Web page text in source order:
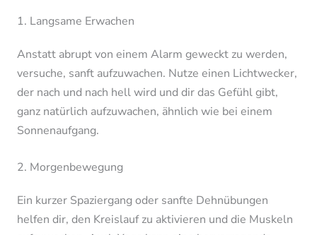
1. Langsame Erwachen
Anstatt abrupt von einem Alarm geweckt zu werden,
versuche, sanft aufzuwachen. Nutze einen Lichtwecker,
der nach und nach hell wird und dir das Gefühl gibt,
ganz natürlich aufzuwachen, ähnlich wie bei einem
Sonnenaufgang.
2. Morgenbewegung
Ein kurzer Spaziergang oder sanfte Dehnübungen
helfen dir, den Kreislauf zu aktivieren und die Muskeln